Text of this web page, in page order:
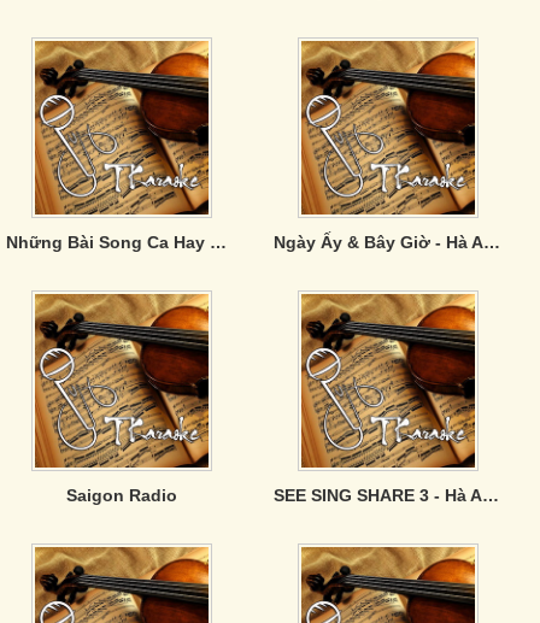
Những Bài Song Ca Hay Nhất Của Hà Anh Tuấn Và Phương Linh Ngày Ấy & Bây Giờ - Hà Anh Tuấn, Bùi Anh Tuấn
Saigon Radio SEE SING SHARE 3 - Hà Anh Tuấn